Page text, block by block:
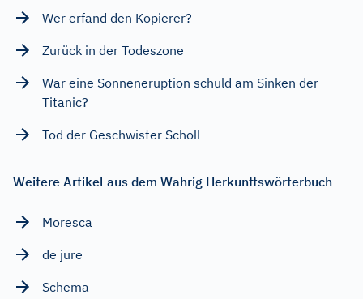
Wer erfand den Kopierer?
Zurück in der Todeszone
War eine Sonneneruption schuld am Sinken der
Titanic?
Tod der Geschwister Scholl
Weitere Artikel aus dem Wahrig Herkunftswörterbuch
Moresca
de jure
Schema